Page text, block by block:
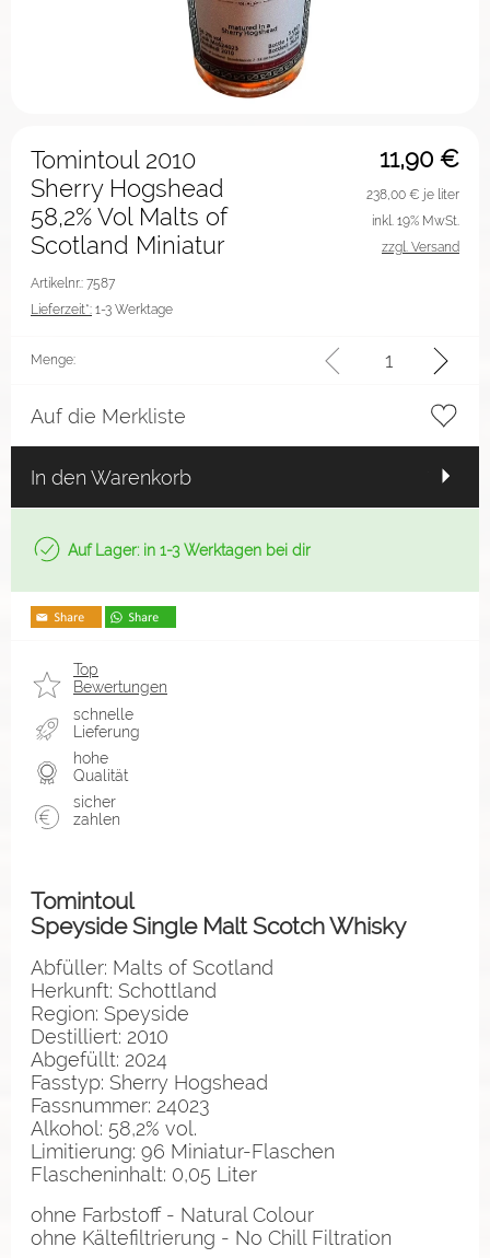
11,90 €
Tomintoul 2010
Sherry Hogshead
58,2% Vol Malts of
Scotland Miniatur
Artikelnr.: 7587
Lieferzeit*: 1-3 Werktage
238,00 € je liter
inkl. 19% MwSt.
zzgl. Versand
Menge:
Auf die Merkliste
In den Warenkorb
Auf Lager: in 1-3 Werktagen bei dir
Top
Bewertungen
schnelle
Lieferung
hohe
Qualität
sicher
zahlen
Tomintoul
Speyside Single Malt Scotch Whisky
Abfüller: Malts of Scotland
Herkunft: Schottland
Region: Speyside
Destilliert: 2010
Abgefüllt: 2024
Fasstyp: Sherry Hogshead
Fassnummer: 24023
Alkohol: 58,2% vol.
Limitierung: 96 Miniatur-Flaschen
Flascheninhalt: 0,05 Liter
ohne Farbstoff - Natural Colour
ohne Kältefiltrierung - No Chill Filtration